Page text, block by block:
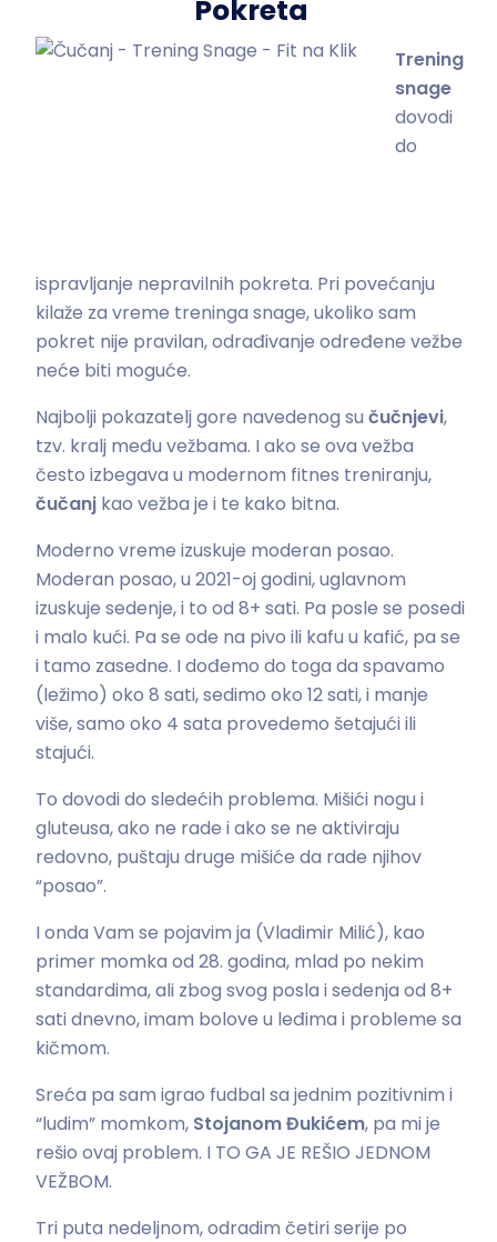
Pokreta
Trening
snage
dovodi
do
ispravljanje nepravilnih pokreta. Pri povećanju
kilaže za vreme treninga snage, ukoliko sam
pokret nije pravilan, odrađivanje određene vežbe
neće biti moguće.
Najbolji pokazatelj gore navedenog su čučnjevi,
tzv. kralj među vežbama. I ako se ova vežba
često izbegava u modernom fitnes treniranju,
čučanj kao vežba je i te kako bitna.
Moderno vreme izuskuje moderan posao.
Moderan posao, u 2021-oj godini, uglavnom
izuskuje sedenje, i to od 8+ sati. Pa posle se posedi
i malo kući. Pa se ode na pivo ili kafu u kafić, pa se
i tamo zasedne. I dođemo do toga da spavamo
(ležimo) oko 8 sati, sedimo oko 12 sati, i manje
više, samo oko 4 sata provedemo šetajući ili
stajući.
To dovodi do sledećih problema. Mišići nogu i
gluteusa, ako ne rade i ako se ne aktiviraju
redovno, puštaju druge mišiće da rade njihov
“posao”.
I onda Vam se pojavim ja (Vladimir Milić), kao
primer momka od 28. godina, mlad po nekim
standardima, ali zbog svog posla i sedenja od 8+
sati dnevno, imam bolove u leđima i probleme sa
kičmom.
Sreća pa sam igrao fudbal sa jednim pozitivnim i
“ludim” momkom, Stojanom Đukićem, pa mi je
rešio ovaj problem. I TO GA JE REŠIO JEDNOM
VEŽBOM.
Tri puta nedeljnom, odradim četiri serije po